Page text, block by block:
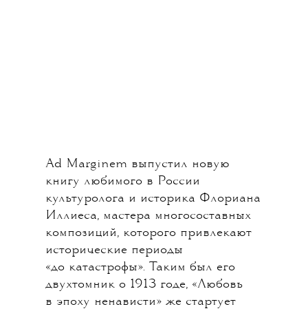
Ad Marginem выпустил новую
книгу любимого в России
культуролога и историка Флориана
Иллиеса, мастера многосоставных
композиций, которого привлекают
исторические периоды
«до катастрофы». Таким был его
двухтомник о 1913 годе, «Любовь
в эпоху ненависти» же стартует